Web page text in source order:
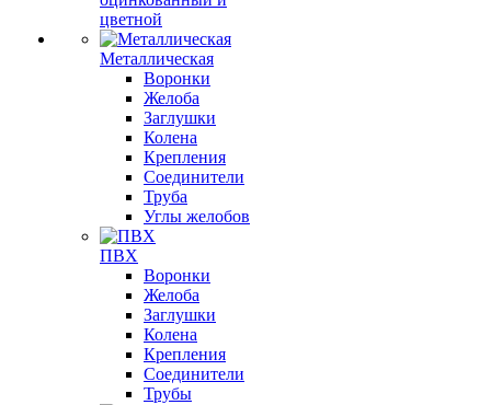
цветной
Металлическая
Воронки
Желоба
Заглушки
Колена
Крепления
Соединители
Труба
Углы желобов
ПВХ
Воронки
Желоба
Заглушки
Колена
Крепления
Соединители
Трубы